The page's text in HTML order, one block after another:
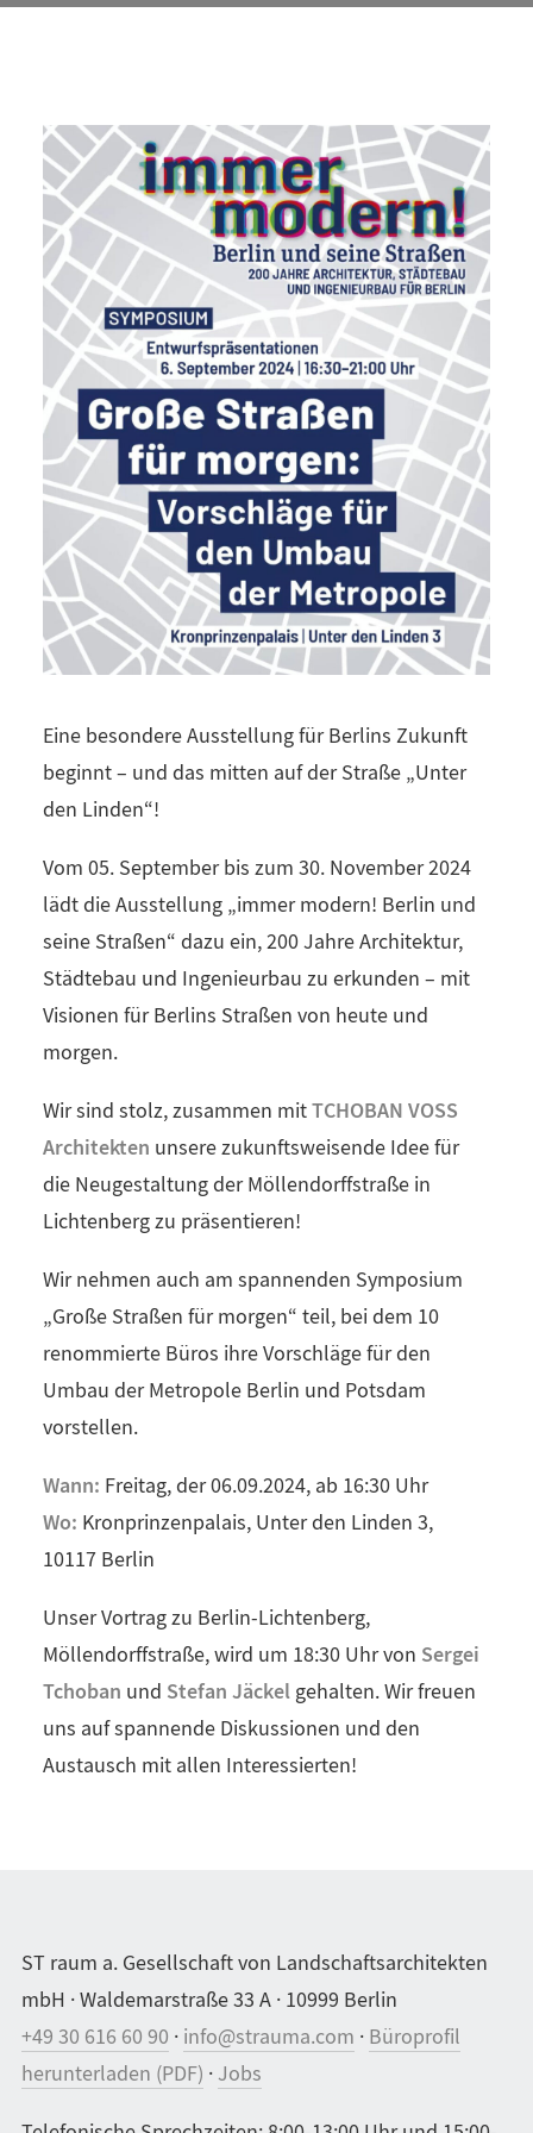
Eine besondere Ausstellung für Berlins Zukunft
beginnt – und das mitten auf der Straße „Unter
den Linden“!
Vom 05. September bis zum 30. November 2024
lädt die Ausstellung „immer modern! Berlin und
seine Straßen“ dazu ein, 200 Jahre Architektur,
Städtebau und Ingenieurbau zu erkunden – mit
Visionen für Berlins Straßen von heute und
morgen.
Wir sind stolz, zusammen mitTCHOBAN VOSS
Architekten unsere zukunftsweisende Idee für
die Neugestaltung der Möllendorffstraße in
Lichtenberg zu präsentieren!
Wir nehmen auch am spannenden Symposium
„Große Straßen für morgen“ teil, bei dem 10
renommierte Büros ihre Vorschläge für den
Umbau der Metropole Berlin und Potsdam
vorstellen.
Wann: Freitag, der 06.09.2024, ab 16:30 Uhr
Wo: Kronprinzenpalais, Unter den Linden 3,
10117 Berlin
Unser Vortrag zu Berlin-Lichtenberg,
Möllendorffstraße, wird um 18:30 Uhr von Sergei
Tchoban und Stefan Jäckel gehalten. Wir freuen
uns auf spannende Diskussionen und den
Austausch mit allen Interessierten!
ST raum a. Gesellschaft von Landschaftsarchitekten
mbH · Waldemarstraße 33 A · 10999 Berlin
+49 30 616 60 90 · info@strauma.com · Büroprofil
herunterladen (PDF) · Jobs